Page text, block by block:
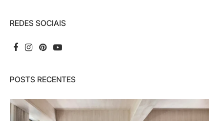
REDES SOCIAIS
POSTS RECENTES